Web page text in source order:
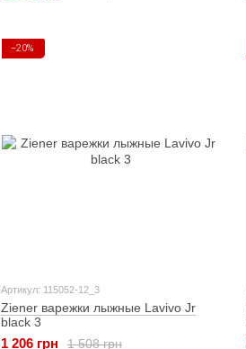
−20%
Артикул: 115052-12_3
Ziener варежки лыжные Lavivo Jr
black 3
1 508 грн
1 206 грн